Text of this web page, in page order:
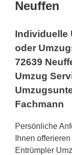
Neuffen
Individuelle
oder
72639
Umzug
Fachmann
Persönliche
Ihnen
Entrümpler